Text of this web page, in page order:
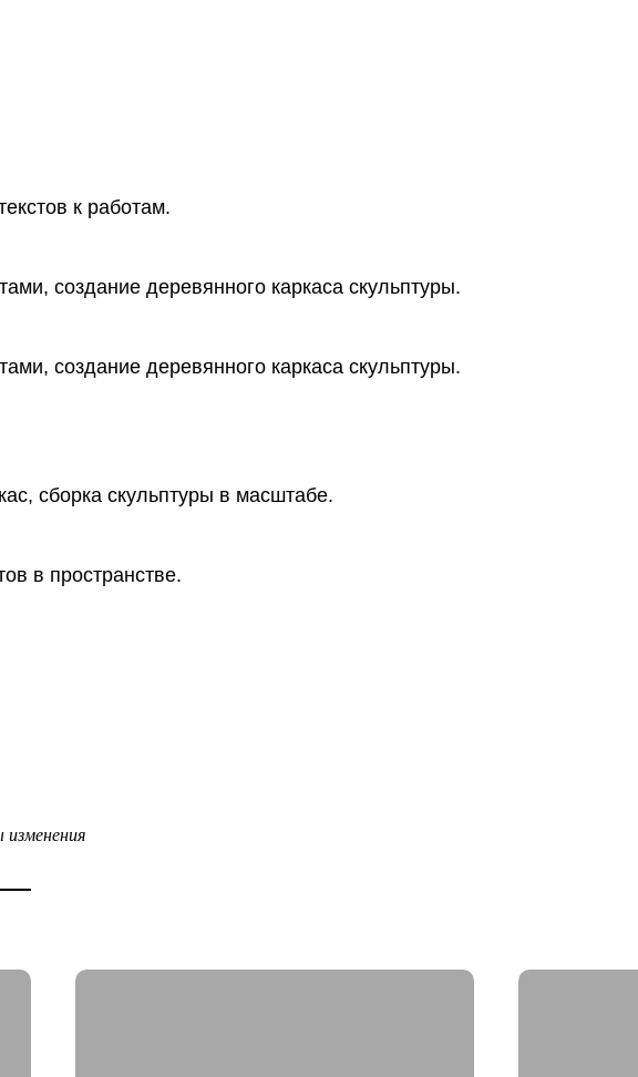
к работам.
создание деревянного каркаса скульптуры.
создание деревянного каркаса скульптуры.
сборка скульптуры в масштабе.
в пространстве.